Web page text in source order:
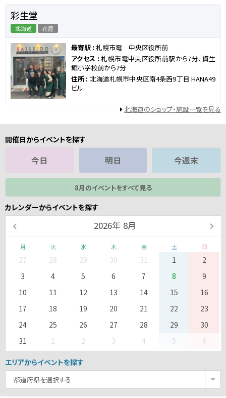
彩生堂
北海道 花屋
最寄駅 : 札幌市電 中央区役所前
アクセス :札幌市電中央区役所前駅から7分、資生
館小学校前から7分
住所 : 北海道札幌市中央区南4条西9丁目 HANA49
ビル
北海道のショップ・施設一覧を見る
開催日からイベントを探す
今日 明日 今週末
8月のイベントをすべて見る
カレンダーからイベントを探す
2026年 8月
月 火 水 木 金 土 日
27 28 29 30 31 1
2
3
4 5 6 7 8
9
10
11 12 13 14 15
16
17
18 19 20 21 22
23
24
25 26 27 28 29
30
31
1 2 3 4 5 6
エリアからイベントを探す